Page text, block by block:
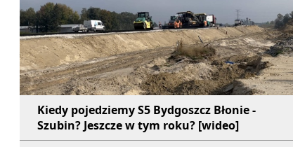
Kiedy pojedziemy S5 Bydgoszcz Błonie -
Szubin? Jeszcze w tym roku? [wideo]